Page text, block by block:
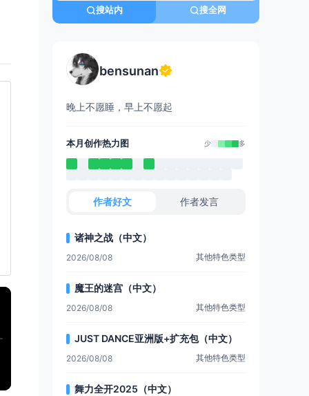
搜站内 搜全网
bensunan
晚上不愿睡，早上不愿起
本月创作热力图 少 多
作者好文 作者发言
诸神之战（中文）
2026/08/08 其他特色类型
魔王的迷宫（中文）
2026/08/08 其他特色类型
JUST DANCE亚洲版+扩充包（中文）
2026/08/08 其他特色类型
舞力全开2025（中文）